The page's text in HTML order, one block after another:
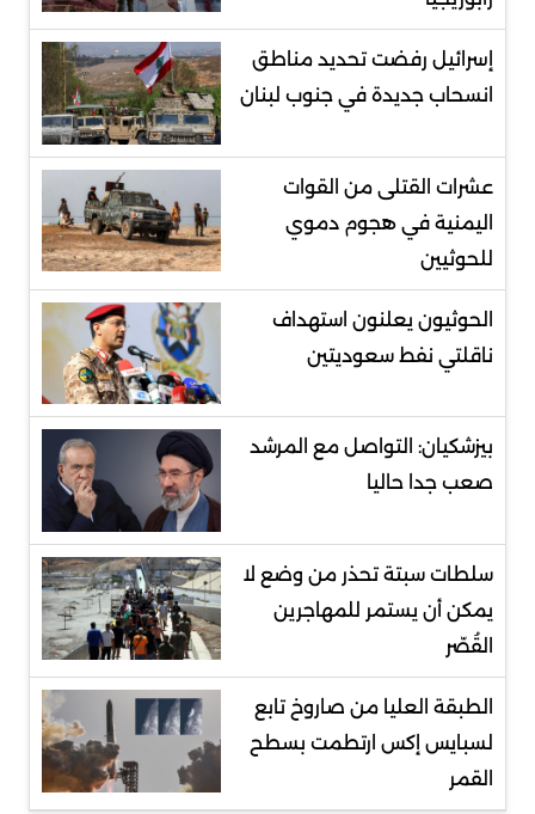
إسرائيل رفضت تحديد مناطق
انسحاب جديدة في جنوب لبنان
عشرات القتلى من القوات
اليمنية في هجوم دموي
للحوثيين
الحوثيون يعلنون استهداف
ناقلتي نفط سعوديتين
بيزشكيان: التواصل مع المرشد
صعب جدا حاليا
سلطات سبتة تحذر من وضع لا
يمكن أن يستمر للمهاجرين
القُصّر
الطبقة العليا من صاروخ تابع
لسبايس إكس ارتطمت بسطح
القمر